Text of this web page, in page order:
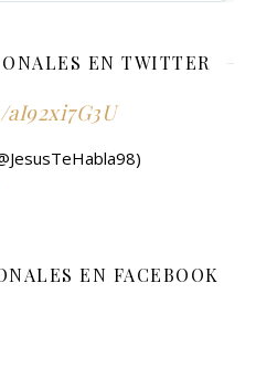
EN TWITTER
EN FACEBOOK